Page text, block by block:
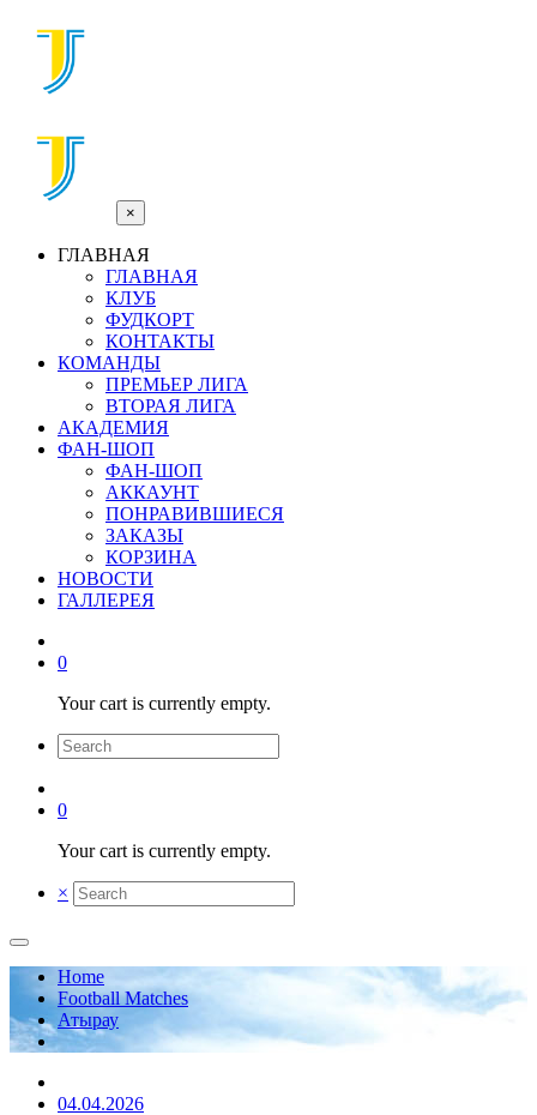
×
ГЛАВНАЯ
ГЛАВНАЯ
КЛУБ
ФУДКОРТ
КОНТАКТЫ
КОМАНДЫ
ПРЕМЬЕР ЛИГА
ВТОРАЯ ЛИГА
АКАДЕМИЯ
ФАН-ШОП
ФАН-ШОП
АККАУНТ
ПОНРАВИВШИЕСЯ
ЗАКАЗЫ
КОРЗИНА
НОВОСТИ
ГАЛЛЕРЕЯ
0
Your cart is currently empty.
0
Your cart is currently empty.
×
Home
Football Matches
Атырау
04.04.2026